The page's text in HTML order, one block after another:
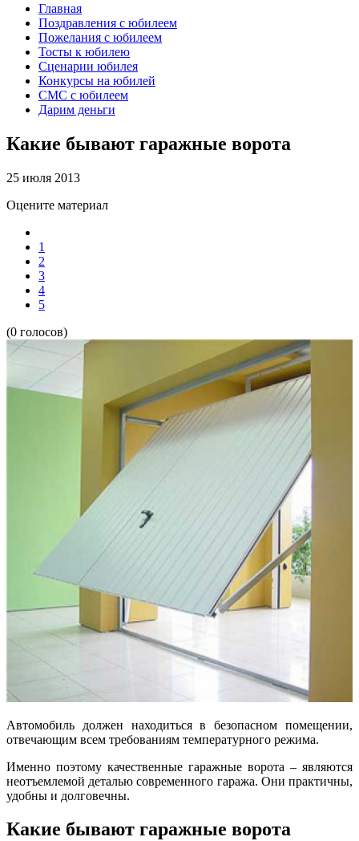
Главная
Поздравления с юбилеем
Пожелания с юбилеем
Тосты к юбилею
Сценарии юбилея
Конкурсы на юбилей
СМС с юбилеем
Дарим деньги
Какие бывают гаражные ворота
25 июля 2013
Оцените материал
1
2
3
4
5
(0 голосов)
Автомобиль должен находиться в безопасном помещении,
отвечающим всем требованиям температурного режима.
Именно поэтому качественные гаражные ворота – являются
неотъемлемой деталью современного гаража. Они практичны,
удобны и долговечны.
Какие бывают гаражные ворота